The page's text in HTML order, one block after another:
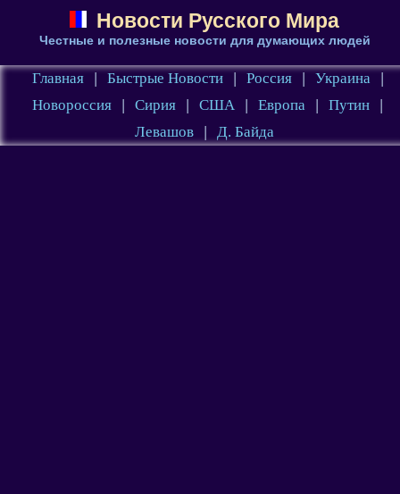
Новости Русского Мира
Честные и полезные новости для думающих людей
Главная | Быстрые Новости | Россия | Украина
|
Новороссия
| Сирия | США | Европа | Путин
|
Левашов
| Д. Байда